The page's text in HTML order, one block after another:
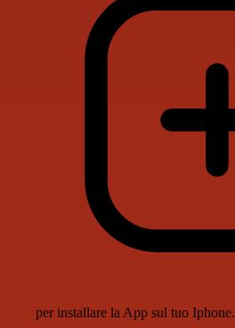
per installare la App sul tuo Iphone.